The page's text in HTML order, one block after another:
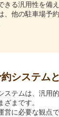
きる汎用性を備え
、他の駐車場予
システム
ステムは、汎用
ざまです。
営に必要な観点